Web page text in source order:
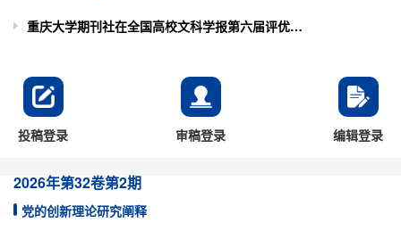
重庆大学期刊社在全国高校文科学报第六届评优活动中获佳绩
投稿登录 审稿登录 编辑登录
2026年第32卷第2期
党的创新理论研究阐释